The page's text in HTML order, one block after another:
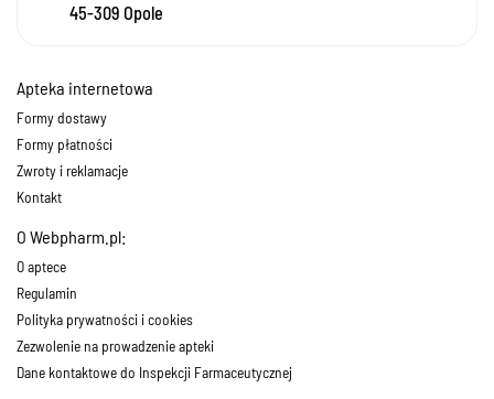
45-309 Opole
Apteka internetowa
Formy dostawy
Formy płatności
Zwroty i reklamacje
Kontakt
O Webpharm.pl:
O aptece
Regulamin
Polityka prywatności i cookies
Zezwolenie na prowadzenie apteki
Dane kontaktowe do Inspekcji Farmaceutycznej